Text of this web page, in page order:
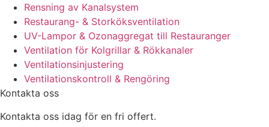
Rensning av Kanalsystem
Restaurang- & Storköksventilation
UV-Lampor & Ozonaggregat till Restauranger
Ventilation för Kolgrillar & Rökkanaler
Ventilationsinjustering
Ventilationskontroll & Rengöring
Kontakta oss
Kontakta oss idag för en fri offert.